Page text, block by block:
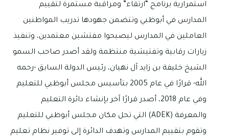
استمرارية برنامج “ارتقاء” ومراقبة مستمرة لتقييم
المدارس في أبوظبي وتتضمن جهودها تدريب المواطنين
العاملين في المدارس ليصبحوا مفتشين معتمدين، وتنفيذ
زيارات رقابية وتفتيشية منتظمة ولقد أصدر صاحب السمو
الشيخ خليفة بن زايد آل نهيان، رئيس الدولة السابق -رحمه
الله- قرارًا في عام 2005 بتأسيس مجلس أبوظبي للتعليم
وفي عام 2018، أصدر قرارًا آخر بإنشاء دائرة التعليم
والمعرفة (ADEK) التي تحل مكان مجلس أبوظبي للتعليم
وتقوم بتقييم المدارس وتهدف الدائرة إلى توفير نظام تعليم